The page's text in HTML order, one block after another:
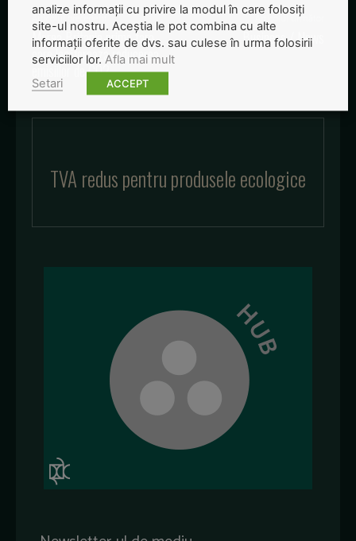
Articolul precedent
Marea Britanie prima tara
care legifereaza reducerea
emisiilor de CO2
Articolul următor
Business / News
TVA redus pentru produsele ecologice
analize informații cu privire la modul în care folosiți
site-ul nostru. Aceștia le pot combina cu alte
informații oferite de dvs. sau culese în urma folosirii
serviciilor lor. Afla mai mult
Setari
ACCEPT